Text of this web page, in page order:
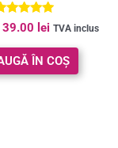
Evaluat la
5.00
din 5
39.00 lei TVA inclus
ÎN COȘ